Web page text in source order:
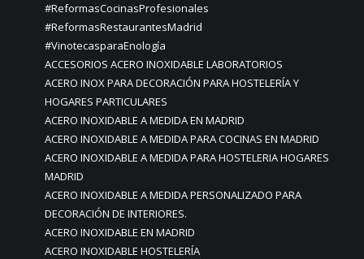
#ReformasCocinasProfesionales
#ReformasRestaurantesMadrid
#VinotecasparaEnología
ACCESORIOS ACERO INOXIDABLE LABORATORIOS
ACERO INOX PARA DECORACIÓN PARA HOSTELERÍA Y
HOGARES PARTICULARES
ACERO INOXIDABLE A MEDIDA EN MADRID
ACERO INOXIDABLE A MEDIDA PARA COCINAS EN MADRID
ACERO INOXIDABLE A MEDIDA PARA HOSTELERIA HOGARES
MADRID
ACERO INOXIDABLE A MEDIDA PERSONALIZADO PARA
DECORACIÓN DE INTERIORES.
ACERO INOXIDABLE EN MADRID
ACERO INOXIDABLE HOSTELERÍA